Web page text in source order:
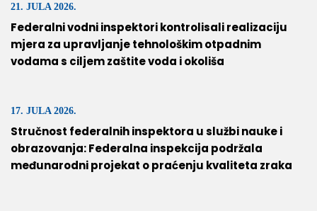
21. JULA 2026.
Federalni vodni inspektori kontrolisali realizaciju
mjera za upravljanje tehnološkim otpadnim
vodama s ciljem zaštite voda i okoliša
17. JULA 2026.
Stručnost federalnih inspektora u službi nauke i
obrazovanja: Federalna inspekcija podržala
međunarodni projekat o praćenju kvaliteta zraka